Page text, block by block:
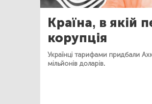
Країна, в якій
корупція
Українці тарифами придбали
мільйонів доларів.